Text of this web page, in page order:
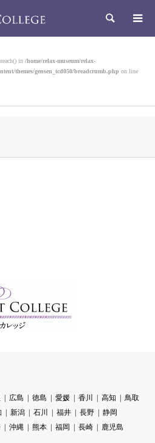
検索
in /home/relax-museum/relax-
themes/gensen_tcd050/breadcrumb.php on line
広島 徳島 愛媛 香川 高知
鳥取
新潟 石川 福井 長野
静岡
沖縄 熊本 福岡 長崎
鹿児島